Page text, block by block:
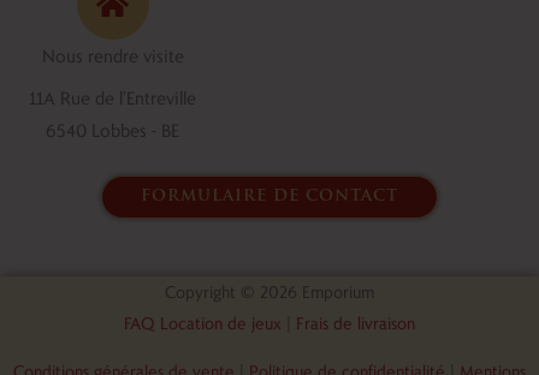
k
Nous rendre visite
11A Rue de l'Entreville
6540 Lobbes - BE
formulaire de contact
Copyright © 2026 Emporium
FAQ Location de jeux
Frais de livraison